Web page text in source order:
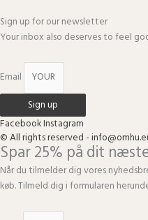
Sign up for our newsletter
Your inbox also deserves to feel
Email
Sign up
FacebookInstagram
© All rights reserved -
Spar 25% på dit
Når du tilmelder dig vores
køb. Tilmeld dig i formularen